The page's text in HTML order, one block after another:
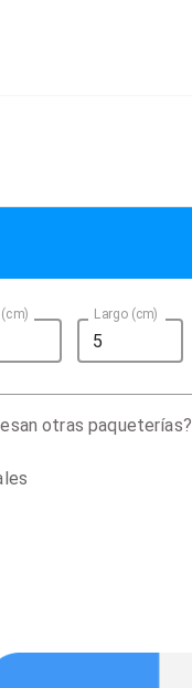
Largo (cm)
otras paqueterías?